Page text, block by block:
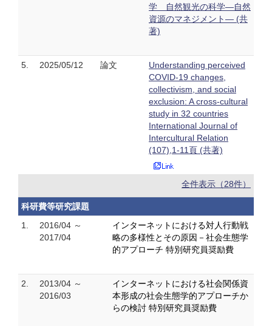
学 自然観光の科学―自然
資源のマネジメント― (共
著)
5. 2025/05/12 論文
Understanding perceived
COVID-19 changes,
collectivism, and social
exclusion: A cross-cultural
study in 32 countries
International Journal of
Intercultural Relation
(107),1-11頁 (共著)
全件表示（28件）
科研費等研究課題
1.
2016/04 ～
2017/04
インターネットにおける対人行動戦
略の多様性とその原因－社会生態学
的アプローチ 特別研究員奨励費
2.
2013/04 ～
2016/03
インターネットにおける社会関係資
本形成の社会生態学的アプローチか
らの検討 特別研究員奨励費